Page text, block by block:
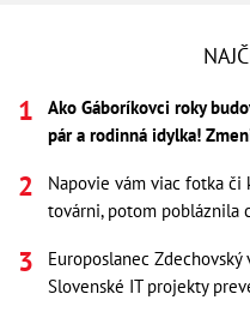
Ako Gáboríkovci roky
pár a rodinná idylka!
Napovie vám viac fotka či
továrni, potom pobláznila
Europoslanec
Slovenské IT projekty